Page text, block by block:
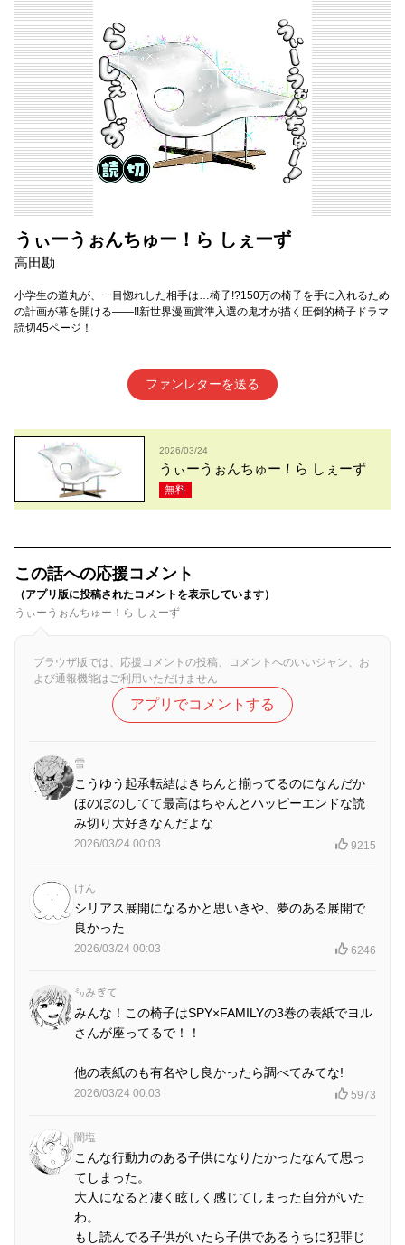
うぃーうぉんちゅー！ら しぇーず
高田勘
小学生の道丸が、一目惚れした相手は…椅子!?150万の椅子を手に入れるため
の計画が幕を開ける――!!新世界漫画賞準入選の鬼才が描く圧倒的椅子ドラマ
読切45ページ！
ファンレターを送る
2026/03/24
うぃーうぉんちゅー！ら しぇーず
無料
この話への応援コメント
（アプリ版に投稿されたコメントを表示しています）
うぃーうぉんちゅー！ら しぇーず
ブラウザ版では、応援コメントの投稿、コメントへのいいジャン、お
よび通報機能はご利用いただけません
アプリでコメントする
雪
こうゆう起承転結はきちんと揃ってるのになんだか
ほのぼのしてて最高はちゃんとハッピーエンドな読
み切り大好きなんだよな
2026/03/24 00:03 9215
けん
シリアス展開になるかと思いきや、夢のある展開で
良かった
2026/03/24 00:03 6246
㍉みぎて
みんな！この椅子はSPY×FAMILYの3巻の表紙でヨル
さんが座ってるで！！
他の表紙のも有名やし良かったら調べてみてな!
2026/03/24 00:03 5973
闇塩
こんな行動力のある子供になりたかったなんて思っ
てしまった。
大人になると凄く眩しく感じてしまった自分がいた
わ。
もし読んでる子供がいたら子供であるうちに犯罪じ